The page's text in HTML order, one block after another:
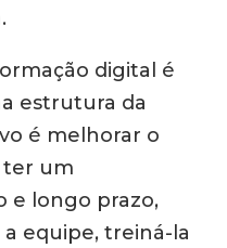
digital é
estrutura da
é melhorar o
ter um
e longo prazo,
equipe, treiná-la